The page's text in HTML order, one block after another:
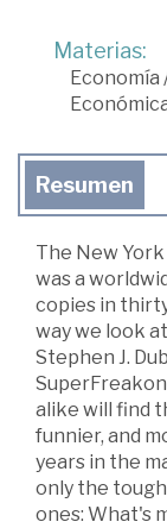
Materias:
Economía
Resumen
The New
was a
copies in
way we look
Stephen J.
alike will find
funnier, and
years in the
only the
ones: What's